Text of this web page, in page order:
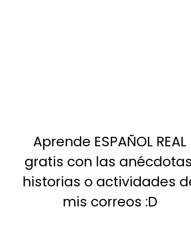
Aprende ESPAÑOL REAL
gratis con las
historias o actividades
mis correos :D